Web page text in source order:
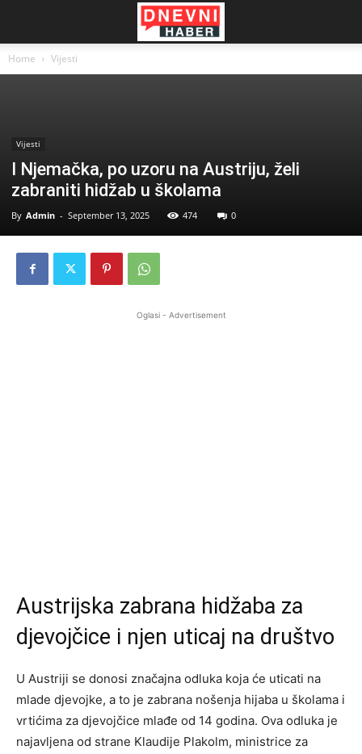
Home Vijesti
Vijesti
I Njemačka, po uzoru na Austriju, želi
zabraniti hidžab u školama
By Admin - September 13, 2025 474 0
Oglasi - Advertisement
Austrijska zabrana hidžaba za
djevojčice i njen uticaj na društvo
U Austriji se donosi značajna odluka koja će uticati na
mlade djevojke, a to je zabrana nošenja hijaba u školama i
vrtićima za djevojčice mlađe od 14 godina. Ova odluka je
najavljena od strane Klaudije Plakolm, ministrice za